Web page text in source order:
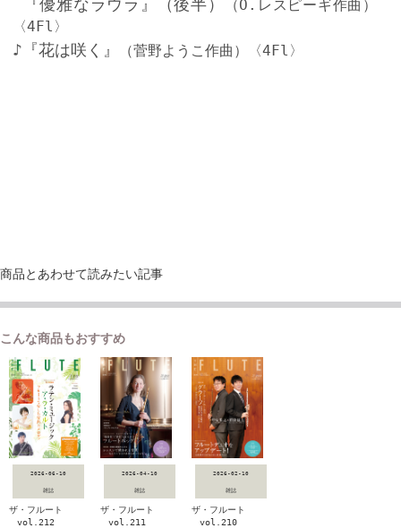
（O.レスピーギ作曲）
〈4Fl〉
♪ 『花は咲く』 （菅野ようこ作曲）〈4Fl〉
商品とあわせて読みたい記事
こんな商品もおすすめ
2026-06-10
雑誌
ザ・フルート
vol.212
2026-04-10
雑誌
ザ・フルート
vol.211
2026-02-10
雑誌
ザ・フルート
vol.210